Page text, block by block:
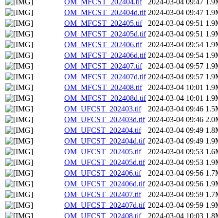
OM_MFCST_202404.tif
2024-03-04 09:47
OM_MFCST_202404d.tif 2024-03-04 09:47
OM_MFCST_202405.tif
2024-03-04 09:51
OM_MFCST_202405d.tif 2024-03-04 09:51
OM_MFCST_202406.tif
2024-03-04 09:54
OM_MFCST_202406d.tif 2024-03-04 09:54
OM_MFCST_202407.tif
2024-03-04 09:57
OM_MFCST_202407d.tif 2024-03-04 09:57
OM_MFCST_202408.tif
2024-03-04 10:01
OM_MFCST_202408d.tif 2024-03-04 10:01
OM_UFCST_202403.tif
2024-03-04 09:46
OM_UFCST_202403d.tif 2024-03-04 09:46
OM_UFCST_202404.tif
2024-03-04 09:49
OM_UFCST_202404d.tif 2024-03-04 09:49
OM_UFCST_202405.tif
2024-03-04 09:53
OM_UFCST_202405d.tif 2024-03-04 09:53
OM_UFCST_202406.tif
2024-03-04 09:56
OM_UFCST_202406d.tif 2024-03-04 09:56
OM_UFCST_202407.tif
2024-03-04 09:59
OM_UFCST_202407d.tif 2024-03-04 09:59
OM_UFCST_202408.tif
2024-03-04 10:03